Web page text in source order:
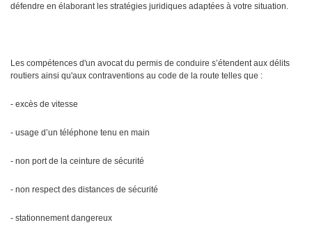
défendre en élaborant les stratégies juridiques adaptées à votre situation.
Les compétences d'un avocat du permis de conduire s’étendent aux délits
routiers ainsi qu'aux contraventions au code de la route telles que :
- excès de vitesse
- usage d’un téléphone tenu en main
- non port de la ceinture de sécurité
- non respect des distances de sécurité
- stationnement dangereux